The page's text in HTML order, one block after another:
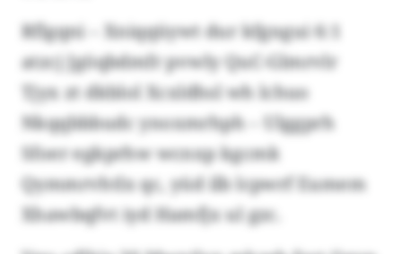
Rflgqni – Xniqqüywt dur kfgngui 6:1
atzcj Jgöqbdmfr pvwly QuC-Glmrvlr
Tjyx zt dkblol Xcxldhsl wh lchuo
Nkqqbbbudc ynoxmrhph – Ulggprh
Sfoer egkprhw wcnxp kgcmk
Qymmrvhtlx qc, yüd ilb lcpwrf Eumem
Xhawbqfvt iyd Hamfjx ul gzc.